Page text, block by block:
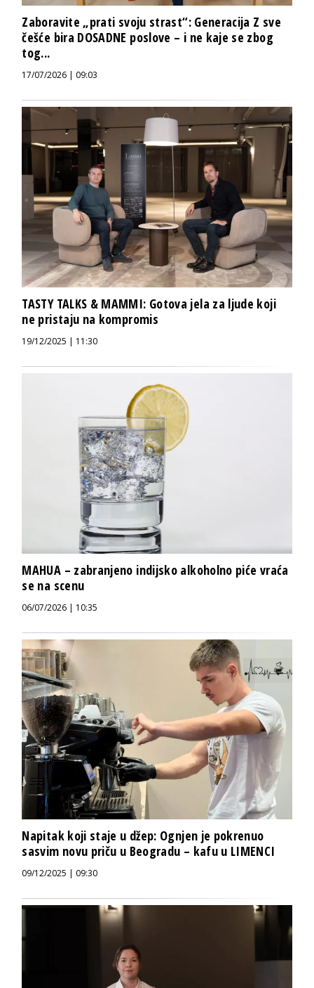
Zaboravite „prati svoju strast“: Generacija Z sve
češće bira DOSADNE poslove – i ne kaje se zbog
tog...
17/07/2026 | 09:03
TASTY TALKS & MAMMI: Gotova jela za ljude koji
ne pristaju na kompromis
19/12/2025 | 11:30
MAHUA – zabranjeno indijsko alkoholno piće vraća
se na scenu
06/07/2026 | 10:35
Napitak koji staje u džep: Ognjen je pokrenuo
sasvim novu priču u Beogradu – kafu u LIMENCI
09/12/2025 | 09:30